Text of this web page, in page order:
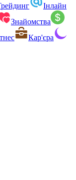
Інлайн
Знайомства
Кар'єра